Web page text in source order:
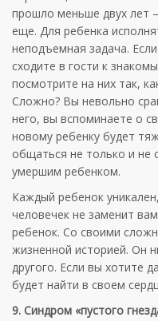
прошло меньше двух лет
еще. Для ребенка
неподъемная задача.
сходите в гости к
посмотрите на них так,
Сложно? Вы невольно
него, вы вспоминаете о
новому ребенку будет
общаться не только и не
умершим ребенком.
Каждый ребенок
человечек не заменит
ребенок. Со своими
жизненной историей. Он
другого. Если вы хотите
будет найти в своем
9. Синдром «пустого